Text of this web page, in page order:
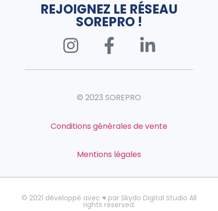
REJOIGNEZ LE RÉSEAU
SOREPRO !
© 2023 SOREPRO
Conditions générales de vente
Mentions légales
© 2021 développé avec ♥ par Skydo Digital Studio All
rights reserved.